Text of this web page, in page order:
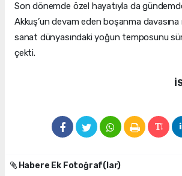
Son dönemde özel hayatıyla da
Akkuş’un devam eden boşanma
sanat dünyasındaki yoğun temposunu
çekti.
Habere Ek Fotoğraf(lar)